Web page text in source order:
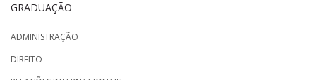
GRADUAÇÃO
ADMINISTRAÇÃO
DIREITO